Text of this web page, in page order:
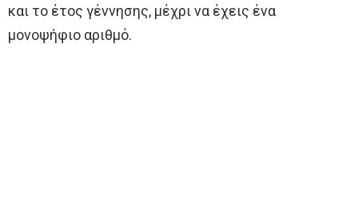
και το έτος γέννησης, μέχρι να έχεις ένα
μονοψήφιο αριθμό.